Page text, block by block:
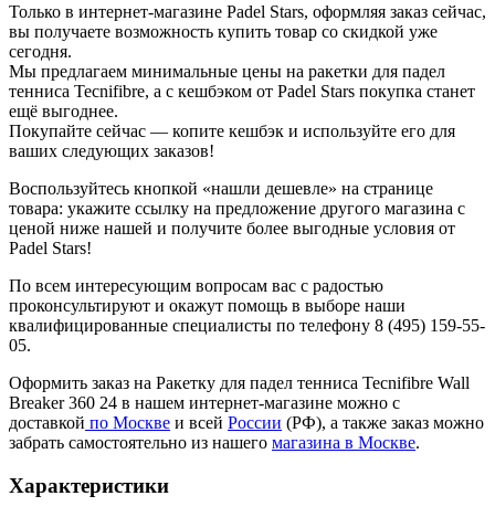
Только в интернет-магазине Padel Stars, оформляя заказ сейчас,
вы получаете возможность купить товар со скидкой уже
сегодня.
Мы предлагаем минимальные цены на ракетки для падел
тенниса Tecnifibre, а с кешбэком от Padel Stars покупка станет
ещё выгоднее.
Покупайте сейчас — копите кешбэк и используйте его для
ваших следующих заказов!
Воспользуйтесь кнопкой «нашли дешевле» на странице
товара: укажите ссылку на предложение другого магазина с
ценой ниже нашей и получите более выгодные условия от
Padel Stars!
По всем интересующим вопросам вас с радостью
проконсультируют и окажут помощь в выборе наши
квалифицированные специалисты по телефону 8 (495) 159-55-
05.
Оформить заказ на Ракетку для падел тенниса Tecnifibre Wall
Breaker 360 24 в нашем интернет-магазине можно с
доставкой по Москве и всей России (РФ), а также заказ можно
забрать самостоятельно из нашего магазина в Москве.
Характеристики